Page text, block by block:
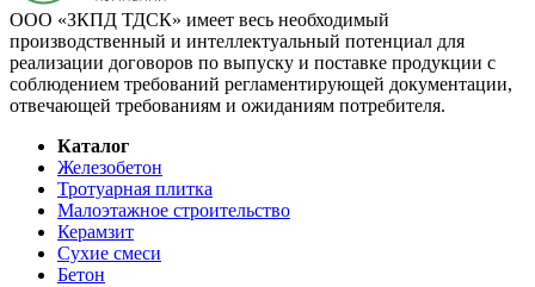
ООО «ЗКПД ТДСК» имеет весь необходимый
производственный и интеллектуальный потенциал для
реализации договоров по выпуску и поставке продукции с
соблюдением требований регламентирующей документации,
отвечающей требованиям и ожиданиям потребителя.
Каталог
Железобетон
Тротуарная плитка
Малоэтажное строительство
Керамзит
Сухие смеси
Бетон